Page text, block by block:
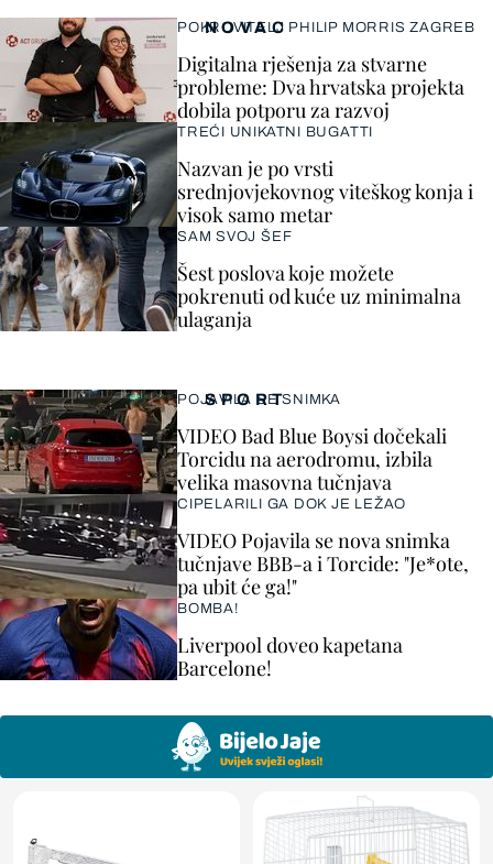
SPORT
POJAVILA SE SNIMKA
VIDEO Bad Blue Boysi dočekali
Torcidu na aerodromu, izbila
velika masovna tučnjava
CIPELARILI GA DOK JE LEŽAO
VIDEO Pojavila se nova snimka
tučnjave BBB-a i Torcide: "Je*ote,
pa ubit će ga!"
BOMBA!
Liverpool doveo kapetana
Barcelone!
NOVAC
POKROVITELJ PHILIP MORRIS ZAGREB
Digitalna rješenja za stvarne
probleme: Dva hrvatska projekta
dobila potporu za razvoj
TREĆI UNIKATNI BUGATTI
Nazvan je po vrsti
srednjovjekovnog viteškog konja i
visok samo metar
SAM SVOJ ŠEF
Šest poslova koje možete
pokrenuti od kuće uz minimalna
ulaganja